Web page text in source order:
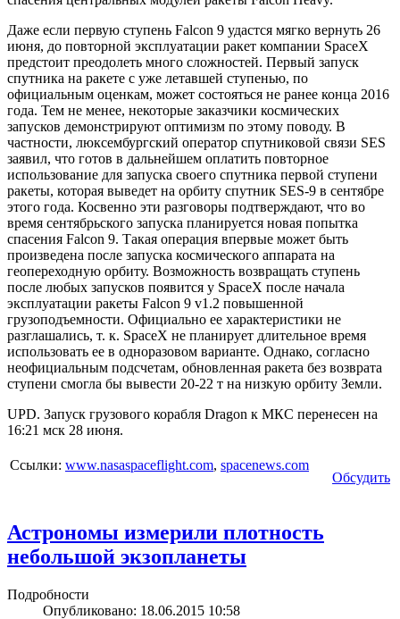
Даже если первую ступень Falcon 9 удастся мягко вернуть 26
июня, до повторной эксплуатации ракет компании SpaceX
предстоит преодолеть много сложностей. Первый запуск
спутника на ракете с уже летавшей ступенью, по
официальным оценкам, может состояться не ранее конца 2016
года. Тем не менее, некоторые заказчики космических
запусков демонстрируют оптимизм по этому поводу. В
частности, люксембургский оператор спутниковой связи SES
заявил, что готов в дальнейшем оплатить повторное
использование для запуска своего спутника первой ступени
ракеты, которая выведет на орбиту спутник SES-9 в сентябре
этого года. Косвенно эти разговоры подтверждают, что во
время сентябрьского запуска планируется новая попытка
спасения Falcon 9. Такая операция впервые может быть
произведена после запуска космического аппарата на
геопереходную орбиту. Возможность возвращать ступень
после любых запусков появится у SpaceX после начала
эксплуатации ракеты Falcon 9 v1.2 повышенной
грузоподъемности. Официально ее характеристики не
разглашались, т. к. SpaceX не планирует длительное время
использовать ее в одноразовом варианте. Однако, согласно
неофициальным подсчетам, обновленная ракета без возврата
ступени смогла бы вывести 20-22 т на низкую орбиту Земли.
UPD. Запуск грузового корабля Dragon к МКС перенесен на
16:21 мск 28 июня.
Ссылки: www.nasaspaceflight.com, spacenews.com
Обсудить
Астрономы измерили плотность
небольшой экзопланеты
Подробности
Опубликовано: 18.06.2015 10:58